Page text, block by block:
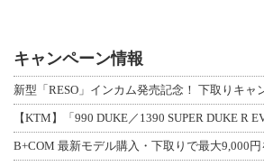
キャンペーン情報
【KTM】「990 DUKE／1390 SUPER DUKE R